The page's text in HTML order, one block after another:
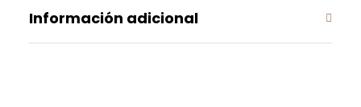
Información adicional